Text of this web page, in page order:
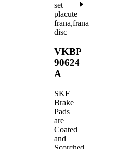
set
placute
frana,frana
disc
VKBP
90624
A
SKF
Brake
Pads
are
Coated
and